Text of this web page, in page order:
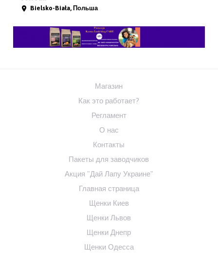
Bielsko-Biała, Польша
Магазин
Как это работает?
Регламент
О нас
Контакты
Пакеты для заводчиков
Акция "Дай Лапу Украине"
Главная страница
Щенки Киев
Щенки Львов
Щенки Днепр
Щенки Одесса